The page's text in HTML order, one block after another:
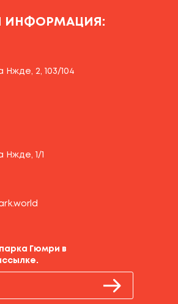
ИНФОРМАЦИЯ:
Нжде, 2, 103/104
Нжде, 1/1
Гюмри в